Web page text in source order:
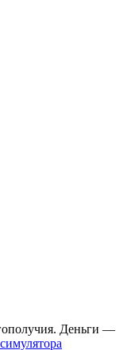
Деньги —